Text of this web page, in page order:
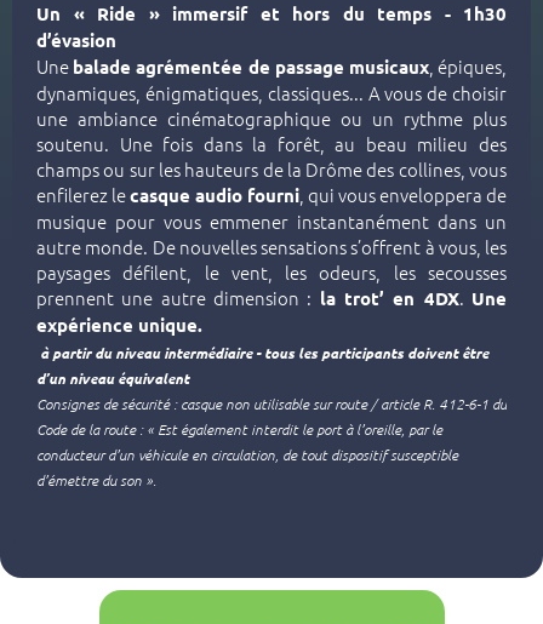
Un « Ride » immersif et hors du temps - 1h30
d’évasion
Une balade agrémentée de passage musicaux, épiques,
dynamiques, énigmatiques, classiques... A vous de choisir
une ambiance cinématographique ou un rythme plus
soutenu. Une fois dans la forêt, au beau milieu des
champs ou sur les hauteurs de la Drôme des collines, vous
enfilerez lecasque audio fourni , qui vous enveloppera de
musique pour vous emmener instantanément dans un
autre monde. De nouvelles sensations s’offrent à vous, les
paysages défilent, le vent, les odeurs, les secousses
prennent une autre dimension : la trot’ en 4DX. Une
expérience unique.
à partir du niveau intermédiaire - tousles participants doivent être
d’un niveau équivalent
Consignes de sécurité : casque non utilisable sur route / article R. 412-6-1 du
Code de la route : « Est également interdit le port à l’oreille, par le
conducteur d’un véhicule en circulation, de tout dispositif susceptible
d’émettre du son ».